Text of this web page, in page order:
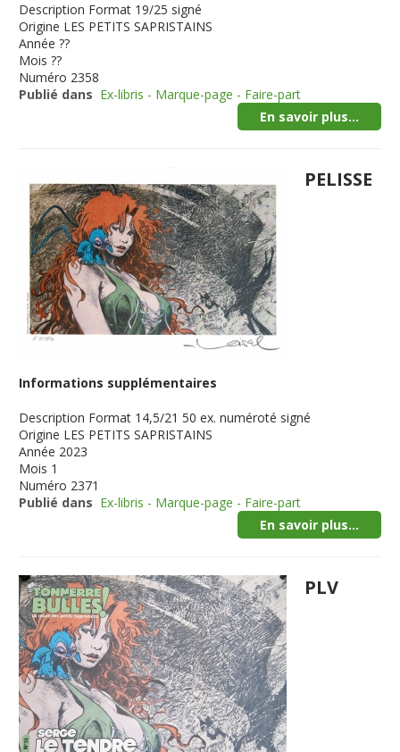
Description Format 19/25 signé
Origine LES PETITS SAPRISTAINS
Année ??
Mois ??
Numéro 2358
Publié dans Ex-libris - Marque-page - Faire-part
En savoir plus...
PELISSE
Informations supplémentaires
Description Format 14,5/21 50 ex. numéroté signé
Origine LES PETITS SAPRISTAINS
Année 2023
Mois 1
Numéro 2371
Publié dans Ex-libris - Marque-page - Faire-part
En savoir plus...
PLV